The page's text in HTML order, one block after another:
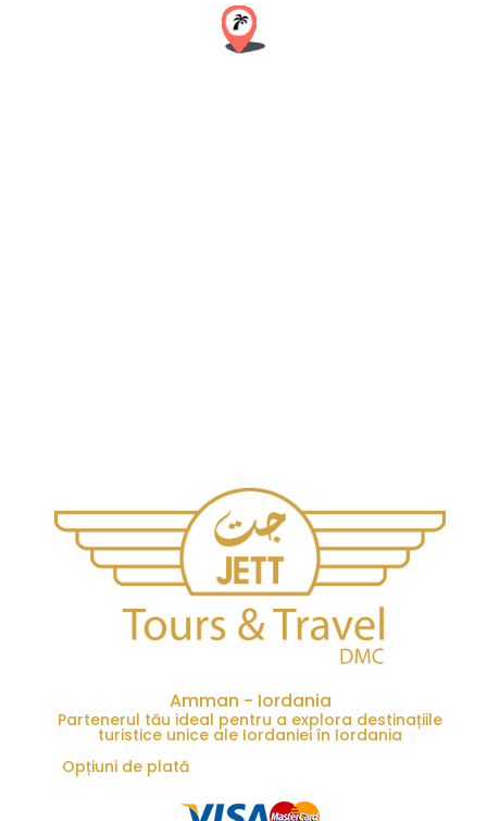
Amman - Iordania
Partenerul tău ideal pentru a explora destinațiile
turistice unice ale Iordaniei în Iordania
Opțiuni de plată